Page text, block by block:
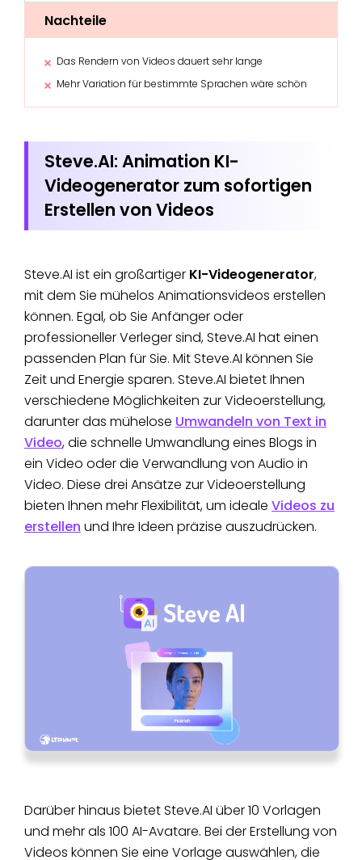
Nachteile
Das Rendern von Videos dauert sehr lange
Mehr Variation für bestimmte Sprachen wäre schön
Steve.AI: Animation KI-
Videogenerator zum sofortigen
Erstellen von Videos
Steve.AI ist ein großartiger KI-Videogenerator,
mit dem Sie mühelos Animationsvideos erstellen
können. Egal, ob Sie Anfänger oder
professioneller Verleger sind, Steve.AI hat einen
passenden Plan für Sie. Mit Steve.AI können Sie
Zeit und Energie sparen. Steve.AI bietet Ihnen
verschiedene Möglichkeiten zur Videoerstellung,
darunter das mühelose Umwandeln von Text in
Video, die schnelle Umwandlung eines Blogs in
ein Video oder die Verwandlung von Audio in
Video. Diese drei Ansätze zur Videoerstellung
bieten Ihnen mehr Flexibilität, um ideale Videos zu
erstellen und Ihre Ideen präzise auszudrücken.
Darüber hinaus bietet Steve.AI über 10 Vorlagen
und mehr als 100 AI-Avatare. Bei der Erstellung von
Videos können Sie eine Vorlage auswählen, die